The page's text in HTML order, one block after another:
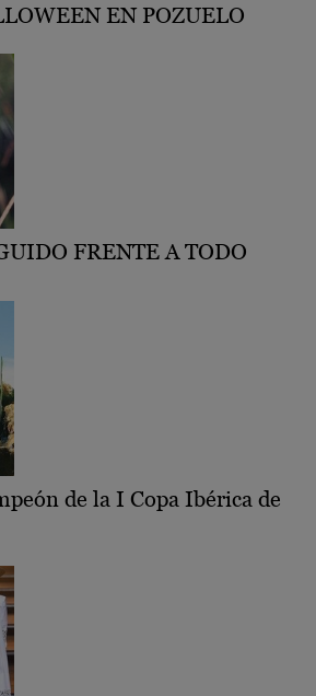
EN POZUELO
FRENTE A TODO
de la I Copa Ibérica de